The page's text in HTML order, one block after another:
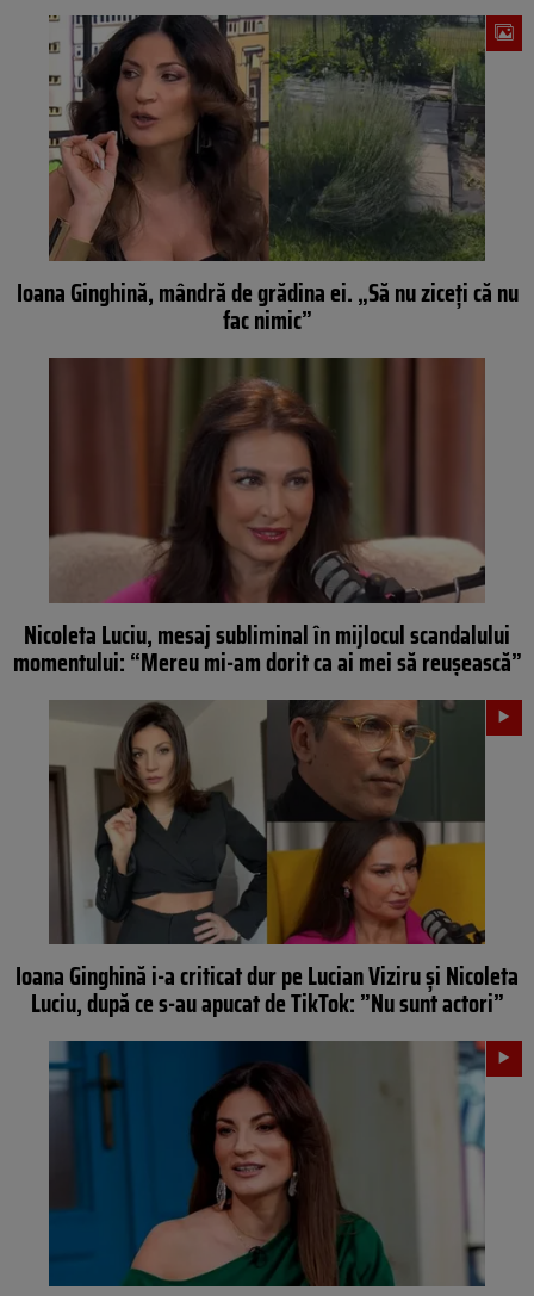
Ioana Ginghină, mândră de grădina ei. „Să nu ziceți că nu
fac nimic”
Nicoleta Luciu, mesaj subliminal în mijlocul scandalului
momentului: “Mereu mi-am dorit ca ai mei să reușească”
Ioana Ginghină i-a criticat dur pe Lucian Viziru și Nicoleta
Luciu, după ce s-au apucat de TikTok: ”Nu sunt actori”